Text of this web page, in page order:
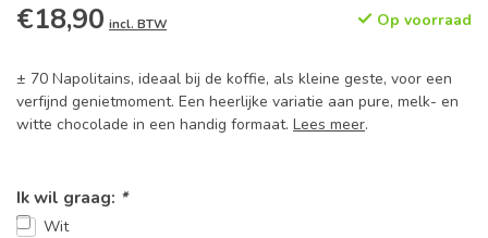
€18,90 incl. BTW Op voorraad
± 70 Napolitains, ideaal bij de koffie, als kleine geste, voor een
verfijnd genietmoment. Een heerlijke variatie aan pure, melk- en
witte chocolade in een handig formaat. Lees meer.
Ik wil graag: *
Wit